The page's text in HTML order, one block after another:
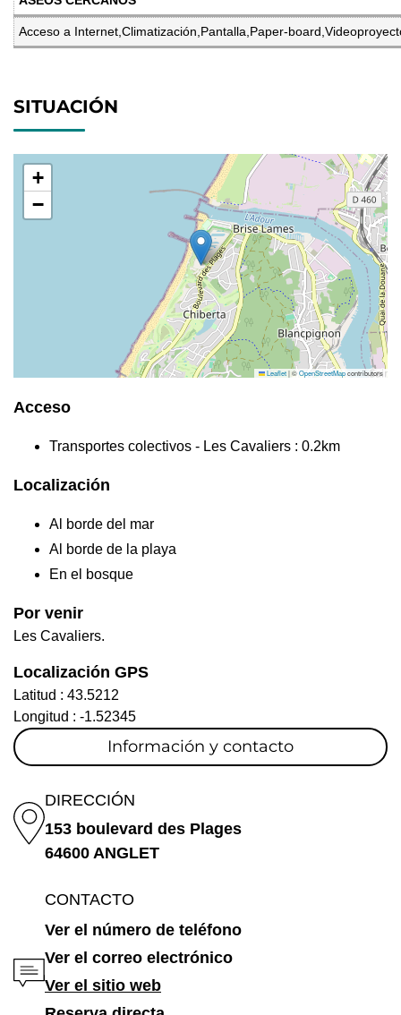
Acceso a Internet,Climatización,Pantalla,Paper-
SITUACIÓN
+
−
Leaflet|©OpenStreetMapcontributors
Acceso
Transportes colectivos - Les Cavaliers : 0.2km
Localización
Al borde del mar
Al borde de la playa
En el bosque
Por venir
Les Cavaliers.
Localización GPS
Latitud : 43.5212
Longitud : -1.52345
Información y contacto
DIRECCIÓN
153 boulevard des Plages
64600 ANGLET
CONTACTO
Ver el número de teléfono
Ver el correo electrónico
Ver el sitio web